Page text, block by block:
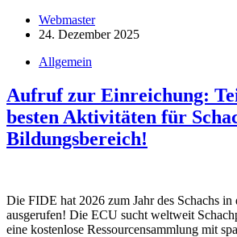
Webmaster
24. Dezember 2025
Allgemein
Aufruf zur Einreichung:
besten Aktivitäten für
Bildungsbereich!
Die FIDE hat 2026 zum Jahr des Schachs
ausgerufen! Die ECU sucht weltweit
eine kostenlose Ressourcensammlung mit